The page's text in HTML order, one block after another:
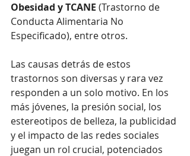
Obesidad y TCANE (Trastorno de
Conducta Alimentaria No
Especificado), entre otros.
Las causas detrás de estos
trastornos son diversas y rara vez
responden a un solo motivo. En los
más jóvenes, la presión social, los
estereotipos de belleza, la publicidad
y el impacto de las redes sociales
juegan un rol crucial, potenciados